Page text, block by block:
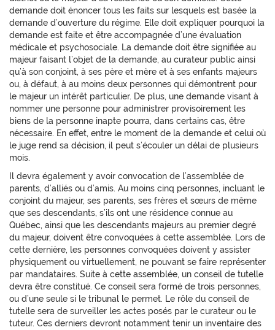
demande doit énoncer tous les faits sur lesquels est basée la
demande d’ouverture du régime. Elle doit expliquer pourquoi la
demande est faite et être accompagnée d’une évaluation
médicale et psychosociale. La demande doit être signifiée au
majeur faisant l’objet de la demande, au curateur public ainsi
qu’à son conjoint, à ses père et mère et à ses enfants majeurs
ou, à défaut, à au moins deux personnes qui démontrent pour
le majeur un intérêt particulier. De plus, une demande visant à
nommer une personne pour administrer provisoirement les
biens de la personne inapte pourra, dans certains cas, être
nécessaire. En effet, entre le moment de la demande et celui où
le juge rend sa décision, il peut s’écouler un délai de plusieurs
mois.
Il devra également y avoir convocation de l’assemblée de
parents, d’alliés ou d’amis. Au moins cinq personnes, incluant le
conjoint du majeur, ses parents, ses frères et sœurs de même
que ses descendants, s’ils ont une résidence connue au
Québec, ainsi que les descendants majeurs au premier degré
du majeur, doivent être convoquées à cette assemblée. Lors de
cette dernière, les personnes convoquées doivent y assister
physiquement ou virtuellement, ne pouvant se faire représenter
par mandataires. Suite à cette assemblée, un conseil de tutelle
devra être constitué. Ce conseil sera formé de trois personnes,
ou d’une seule si le tribunal le permet. Le rôle du conseil de
tutelle sera de surveiller les actes posés par le curateur ou le
tuteur. Ces derniers devront notamment tenir un inventaire des